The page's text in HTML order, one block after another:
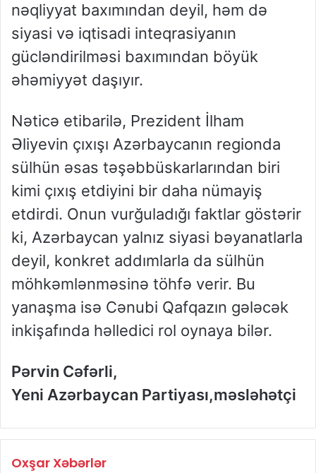
nəqliyyat baxımından deyil, həm də
siyasi və iqtisadi inteqrasiyanın
gücləndirilməsi baxımından böyük
əhəmiyyət daşıyır.
Nəticə etibarilə, Prezident İlham
Əliyevin çıxışı Azərbaycanın regionda
sülhün əsas təşəbbüskarlarından biri
kimi çıxış etdiyini bir daha nümayiş
etdirdi. Onun vurğuladığı faktlar göstərir
ki, Azərbaycan yalnız siyasi bəyanatlarla
deyil, konkret addımlarla da sülhün
möhkəmlənməsinə töhfə verir. Bu
yanaşma isə Cənubi Qafqazın gələcək
inkişafında həlledici rol oynaya bilər.
Pərvin Cəfərli,
Yeni Azərbaycan Partiyası,məsləhətçi
Oxşar Xəbərlər